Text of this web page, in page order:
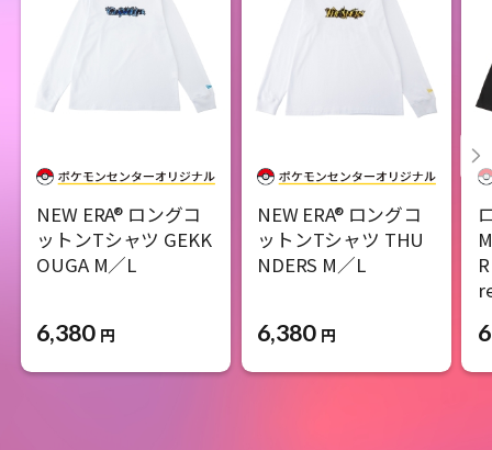
NEW ERA® ロングコ
ットンTシャツ GEKK
OUGA M／L
6,380 円
NEW ERA® ロングコ
ットンTシャツ THU
NDERS M／L
6,380 円